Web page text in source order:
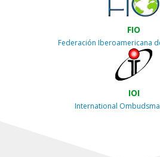
FIO
Federación Iberoamericana
IOI
International